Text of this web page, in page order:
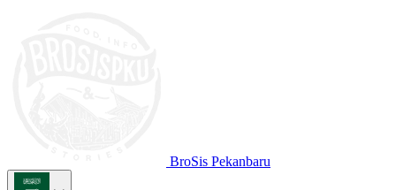
BroSis Pekanbaru